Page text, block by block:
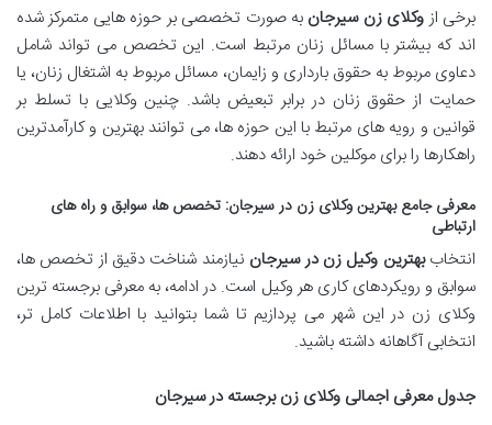
برخی از وکلای زن سیرجان به صورت تخصصی بر حوزه هایی متمرکز شده
اند که بیشتر با مسائل زنان مرتبط است. این تخصص می تواند شامل
دعاوی مربوط به حقوق بارداری و زایمان، مسائل مربوط به اشتغال زنان، یا
حمایت از حقوق زنان در برابر تبعیض باشد. چنین وکلایی با تسلط بر
قوانین و رویه های مرتبط با این حوزه ها، می توانند بهترین و کارآمدترین
راهکارها را برای موکلین خود ارائه دهند.
معرفی جامع بهترین وکلای زن در سیرجان: تخصص ها، سوابق و راه های
ارتباطی
انتخاببهترین وکیل زن در سیرجان نیازمند شناخت دقیق از تخصص ها،
سوابق و رویکردهای کاری هر وکیل است. در ادامه، به معرفی برجسته ترین
وکلای زن در این شهر می پردازیم تا شما بتوانید با اطلاعات کامل تر،
انتخابی آگاهانه داشته باشید.
جدول معرفی اجمالی وکلای زن برجسته در سیرجان